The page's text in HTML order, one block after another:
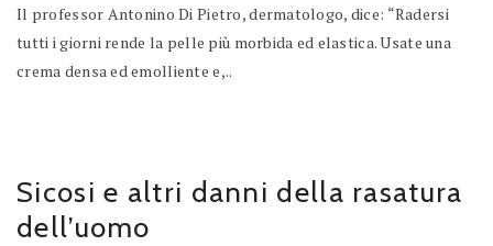
Il professor Antonino Di Pietro, dermatologo, dice: “Radersi
tutti i giorni rende la pelle più morbida ed elastica. Usate una
crema densa ed emolliente e,..
Sicosi e altri danni della rasatura
dell’uomo